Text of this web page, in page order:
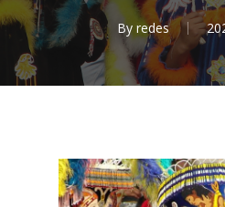
By redes